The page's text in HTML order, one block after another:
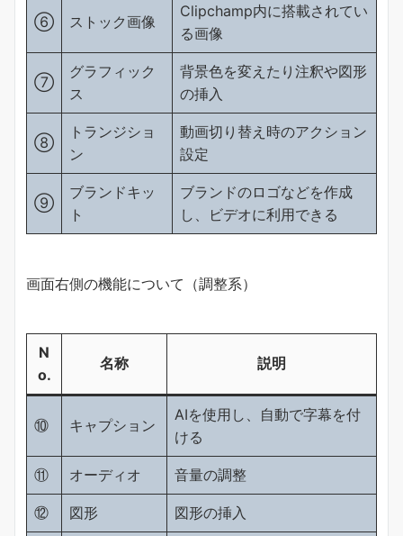
⑥ ストック画像
Clipchamp内に搭載されてい
る画像
⑦
グラフィック
ス
背景色を変えたり注釈や図形
の挿入
⑧
トランジショ
ン
動画切り替え時のアクション
設定
⑨
ブランドキッ
ト
ブランドのロゴなどを作成
し、ビデオに利用できる
画面右側の機能について（調整系）
N
o.
名称 説明
⑩ キャプション
AIを使用し、自動で字幕を付
ける
⑪ オーディオ 音量の調整
⑫ 図形 図形の挿入